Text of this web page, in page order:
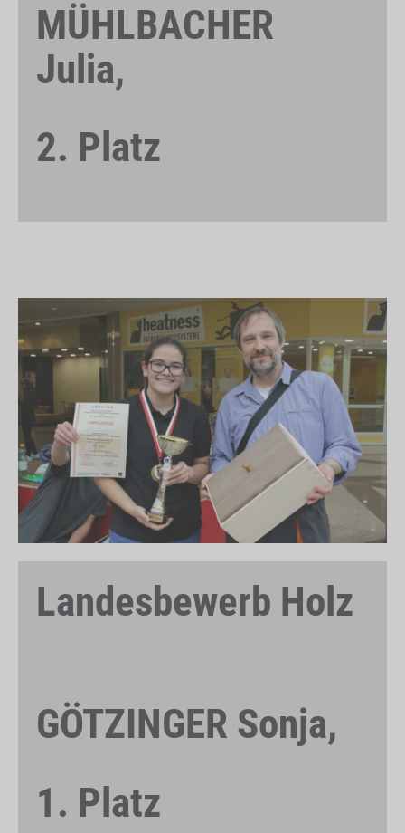
MÜHLBACHER
Julia,
2. Platz
Landesbewerb Holz
GÖTZINGER Sonja,
1. Platz